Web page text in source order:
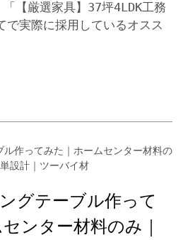
【厳選家具】37坪4LDK工務
で実際に採用しているオスス
グテーブル作って
ンター材料のみ｜